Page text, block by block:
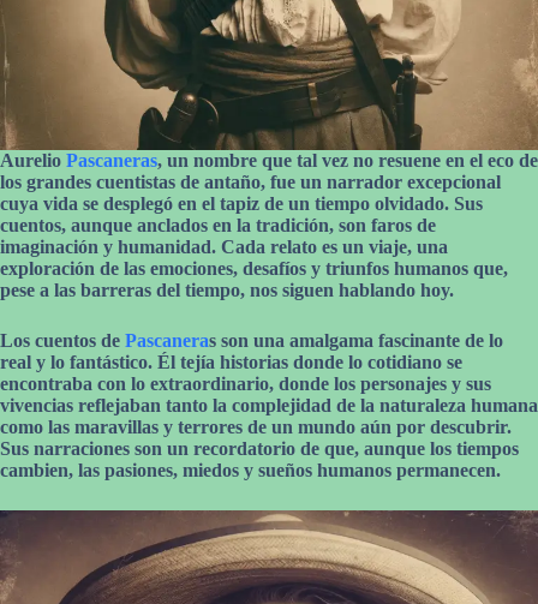
Aurelio Pascaneras, un nombre que tal vez no resuene en el eco de
los grandes cuentistas de antaño, fue un narrador excepcional
cuya vida se desplegó en el tapiz de un tiempo olvidado. Sus
cuentos, aunque anclados en la tradición, son faros de
imaginación y humanidad. Cada relato es un viaje, una
exploración de las emociones, desafíos y triunfos humanos que,
pese a las barreras del tiempo, nos siguen hablando hoy.
Los cuentos de Pascaneras son una amalgama fascinante de lo
real y lo fantástico. Él tejía historias donde lo cotidiano se
encontraba con lo extraordinario, donde los personajes y sus
vivencias reflejaban tanto la complejidad de la naturaleza humana
como las maravillas y terrores de un mundo aún por descubrir.
Sus narraciones son un recordatorio de que, aunque los tiempos
cambien, las pasiones, miedos y sueños humanos permanecen.